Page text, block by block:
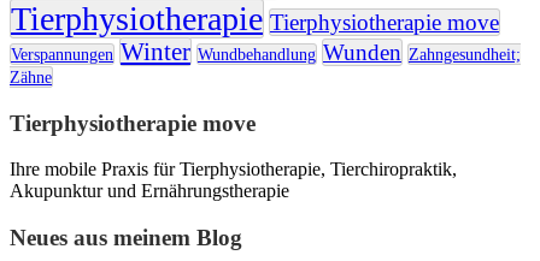
Tierphysiotherapie Tierphysiotherapie move
Verspannungen Winter Wundbehandlung Wunden Zahngesundheit;
Zähne
Tierphysiotherapie move
Ihre mobile Praxis für Tierphysiotherapie, Tierchiropraktik,
Akupunktur und Ernährungstherapie
Neues aus meinem Blog